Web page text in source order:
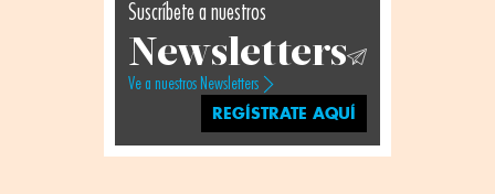
Suscríbete a nuestros
Newsletters
Ve a nuestros Newsletters
REGÍSTRATE AQUÍ